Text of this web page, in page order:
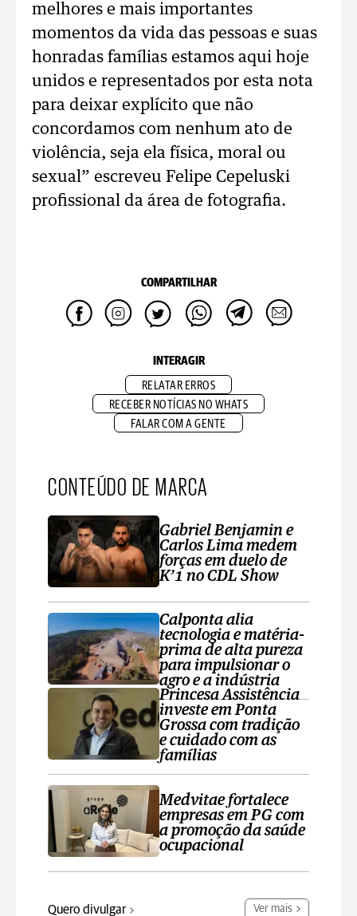
melhores e mais importantes
momentos da vida das pessoas e suas
honradas famílias estamos aqui hoje
unidos e representados por esta nota
para deixar explícito que não
concordamos com nenhum ato de
violência, seja ela física, moral ou
sexual” escreveu Felipe Cepeluski
profissional da área de fotografia.
COMPARTILHAR
INTERAGIR
RELATAR ERROS
RECEBER NOTÍCIAS NO WHATS
FALAR COM A GENTE
CONTEÚDO DE MARCA
Gabriel Benjamin e
Carlos Lima medem
forças em duelo de
K’1 no CDL Show
Calponta alia
tecnologia e matéria-
prima de alta pureza
para impulsionar o
agro e a indústria
Princesa Assistência
investe em Ponta
Grossa com tradição
e cuidado com as
famílias
Medvitae fortalece
empresas em PG com
a promoção da saúde
ocupacional
Quero divulgar Ver mais